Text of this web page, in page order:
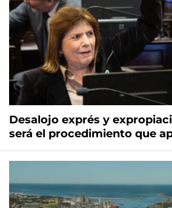
Desalojo exprés y
será el procedimiento que